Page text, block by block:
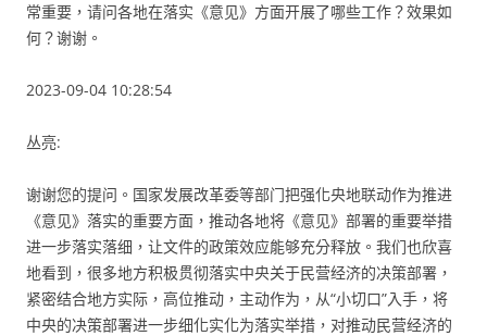
常重要，请问各地在落实《意见》方面开展了哪些工作？效果如
何？谢谢。
2023-09-04 10:28:54
丛亮:
谢谢您的提问。国家发展改革委等部门把强化央地联动作为推进
《意见》落实的重要方面，推动各地将《意见》部署的重要举措
进一步落实落细，让文件的政策效应能够充分释放。我们也欣喜
地看到，很多地方积极贯彻落实中央关于民营经济的决策部署，
紧密结合地方实际，高位推动，主动作为，从“小切口”入手，将
中央的决策部署进一步细化实化为落实举措，对推动民营经济的